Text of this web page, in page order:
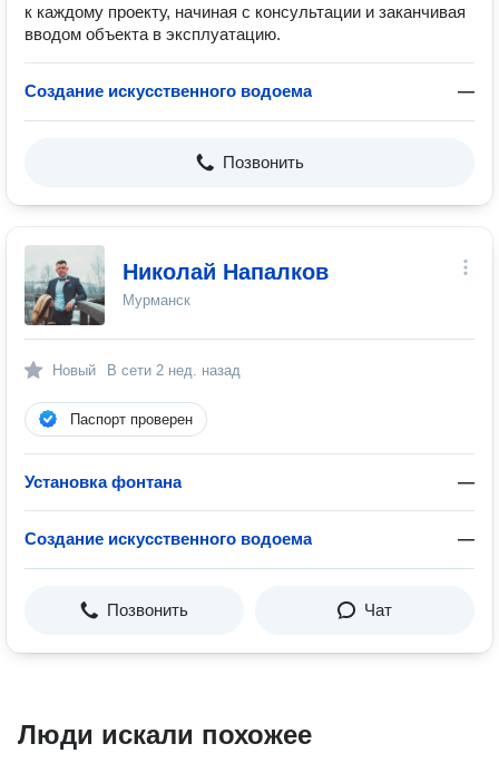
к каждому проекту, начиная с консультации и заканчивая
вводом объекта в эксплуатацию.
Создание искусственного водоема —
Позвонить
Николай Напалков
Мурманск
Новый В сети 2 нед. назад
Паспорт проверен
Установка фонтана —
Создание искусственного водоема —
Позвонить Чат
Люди искали похожее